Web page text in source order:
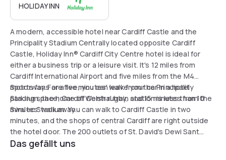
HOLIDAY INN
A modern, accessible hotel near Cardiff Castle and the
Principality Stadium Centrally located opposite Cardiff
Castle, Holiday Inn® Cardiff City Centre hotel is ideal for
either a business trip or a leisure visit. It's 12 miles from
Cardiff International Airport and five miles from the M4
motorway. For a fee, you can leave your car in a hotel
parking space; Cardiff Central train station is less than 10
minutes' walk away.
Sports fans are five minutes' walk from the Principality
Stadium, the home of Welsh rugby, and 15 minutes from the
Swalec Stadium. You can walk to Cardiff Castle in two
minutes, and the shops of central Cardiff are right outside
the hotel door. The 200 outlets of St. David's Dewi Sant
shopping centre are a 10-minute walk away. You can also
Das gefällt uns